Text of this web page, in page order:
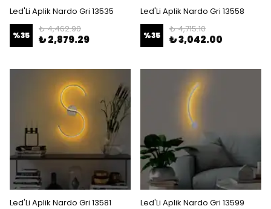
Led'Li Aplik Nardo Gri 13535
%35
₺ 4,462.90
₺ 2,879.29
Led'Li Aplik Nardo Gri 13558
%35
₺ 4,715.10
₺ 3,042.00
Led'Li Aplik Nardo Gri 13581 Led'Li Aplik Nardo Gri 13599